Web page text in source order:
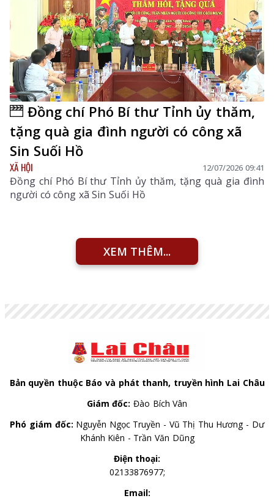
Đồng chí Phó Bí thư Tỉnh ủy thăm,
tặng quà gia đình người có công xã
Sin Suối Hồ
XÃ HỘI 12/07/2026 09:41
Đồng chí Phó Bí thư Tỉnh ủy thăm, tặng quà gia đình
người có công xã Sin Suối Hồ
XEM THÊM...
Bản quyền thuộc Báo và phát thanh, truyền hình Lai Châu
Giám đốc: Đào Bích Vân
Phó giám đốc: Nguyễn Ngọc Truyền - Vũ Thị Thu Hương - Dư
Khánh Kiên - Trần Văn Dũng
Điện thoại:
02133876977;
Email: